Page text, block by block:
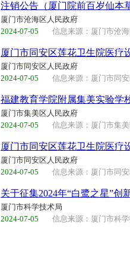
注销公告（厦门院前百岁仙本
厦门市沧海区人民政府
2024-07-05
信息来源：厦门市沧
厦门市同安区莲花卫生院医疗
厦门市同安区人民政府
2024-07-05
信息来源：厦门市同
福建教育学院附属集美实验学
厦门市集美区人民政府
2024-07-05
信息来源：厦门市集
厦门市同安区莲花卫生院医疗
厦门市同安区人民政府
2024-07-05
信息来源：厦门市同
关于征集2024年“白鹭之星”创
厦门市科学技术局
2024-07-05
信息来源：厦门市科